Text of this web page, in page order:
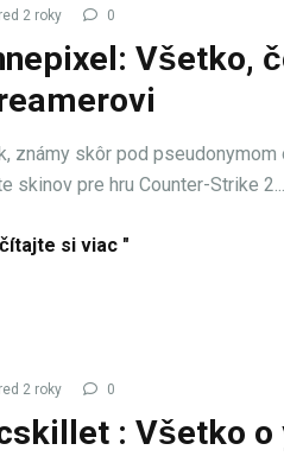
2 roky 0
Všetko,
známy skôr pod
skinov pre hru Counter-Strike 2...
si viac "
2 roky 0
: Všetko o